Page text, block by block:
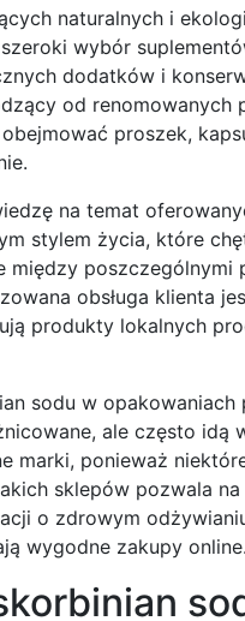
naturalnych i
wybór
dodatków i
od renomowanych
proszek,
na temat
stylem życia, które
między poszczególnymi
obsługa klienta
produkty lokalnych
sodu w
ale często idą
ponieważ
sklepów pozwala
o zdrowym
wygodne zakupy online.